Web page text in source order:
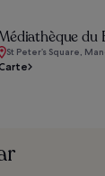
St Peter’s Square,